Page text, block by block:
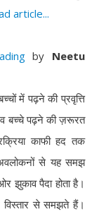
article...
by Neetu
में पढ़ने की प्रवृत्ति
बच्चे पढ़ने की ज़रूरत
काफी हद तक
से यह समझ
झुकाव पैदा होता है।
से समझते हैं।